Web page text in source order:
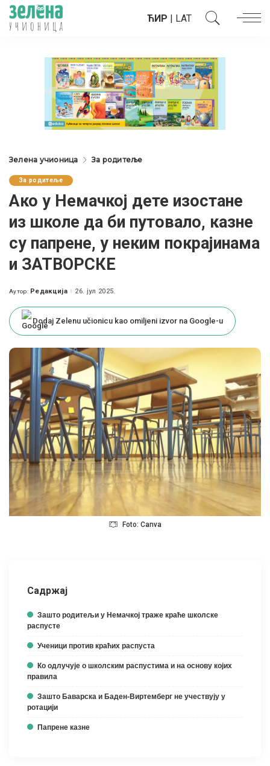
ЋИР | LAT
Зелена учионица За родитеље
За родитеље
Ако у Немачкој дете изостане
из школе да би путовало, казне
су папрене, у неким покрајинама
и ЗАТВОРСКЕ
Posted
Аутор: Редакција 26. јул 2025.
Dodaj Zelenu učionicu kao omiljeni izvor na Google-u
Foto: Canva
Садржај
Зашто родитељи у Немачкој траже краће школске
распусте
Ученици против краћих распуста
Ко одлучује о школским распустима и на основу којих
правила
Зашто Баварска и Баден-Виртемберг не учествују у
ротацији
Папрене казне